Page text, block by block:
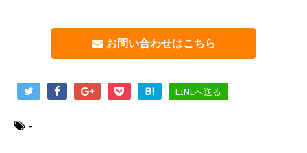
お問い合わせはこちら
B! LINEへ送る
-